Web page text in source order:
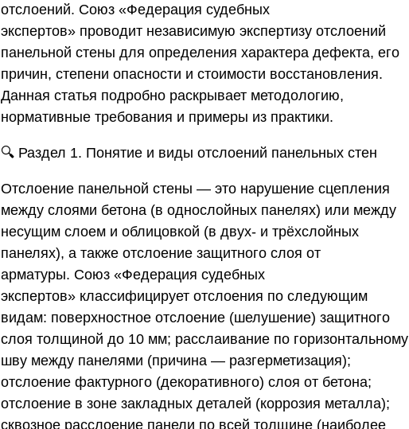
отслоений. Союз «Федерация судебных
экспертов» проводит независимую экспертизу отслоений
панельной стены для определения характера дефекта, его
причин, степени опасности и стоимости восстановления.
Данная статья подробно раскрывает методологию,
нормативные требования и примеры из практики.
🔍 Раздел 1. Понятие и виды отслоений панельных стен
Отслоение панельной стены — это нарушение сцепления
между слоями бетона (в однослойных панелях) или между
несущим слоем и облицовкой (в двух- и трёхслойных
панелях), а также отслоение защитного слоя от
арматуры. Союз «Федерация судебных
экспертов» классифицирует отслоения по следующим
видам: поверхностное отслоение (шелушение) защитного
слоя толщиной до 10 мм; расслаивание по горизонтальному
шву между панелями (причина — разгерметизация);
отслоение фактурного (декоративного) слоя от бетона;
отслоение в зоне закладных деталей (коррозия металла);
сквозное расслоение панели по всей толщине (наиболее